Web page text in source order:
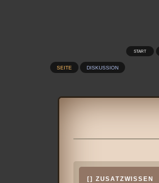
START
SEITE DISKUSSION
[] ZUSATZWISSEN